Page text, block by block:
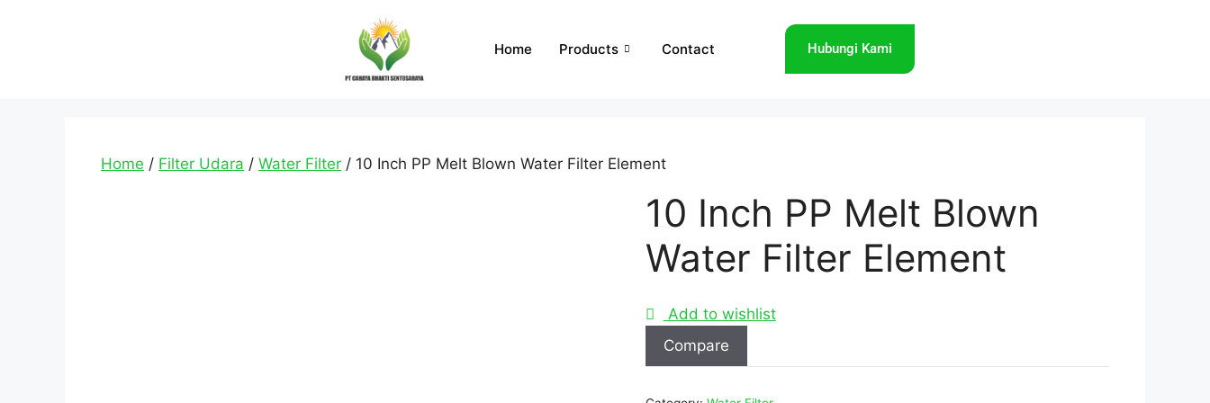
Home Products Contact Hubungi Kami
Home / Filter Udara / Water Filter / 10 Inch PP Melt Blown Water Filter Element
10 Inch PP Melt Blown
Water Filter Element
Add to wishlist
Compare